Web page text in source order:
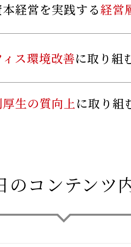
経営を実践する経営
ィス環境改善に取り組
生の質向上に取り組
のコンテンツ